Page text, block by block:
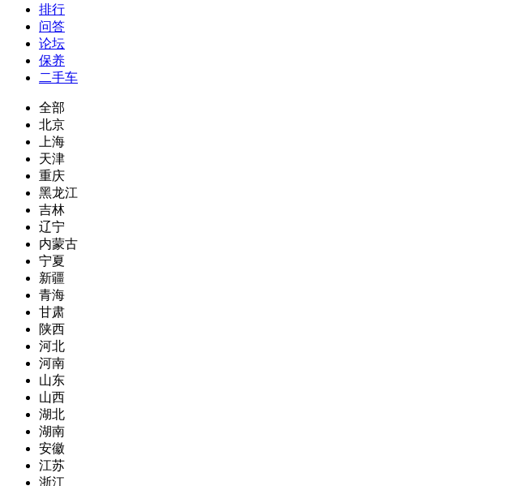
排行
问答
论坛
保养
二手车
全部
北京
上海
天津
重庆
黑龙江
吉林
辽宁
内蒙古
宁夏
新疆
青海
甘肃
陕西
河北
河南
山东
山西
湖北
湖南
安徽
江苏
浙江